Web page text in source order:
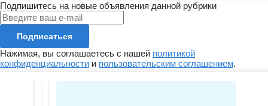
Подпишитесь на новые объявления данной рубрики
Подписаться
Нажимая, вы соглашаетесь с нашей политикой
конфиденциальности и пользовательским соглашением.